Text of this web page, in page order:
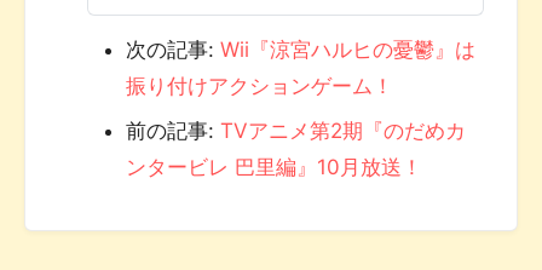
次の記事: Wii『涼宮ハルヒの憂鬱』は
振り付けアクションゲーム！
前の記事: TVアニメ第2期『のだめカ
ンタービレ 巴里編』10月放送！